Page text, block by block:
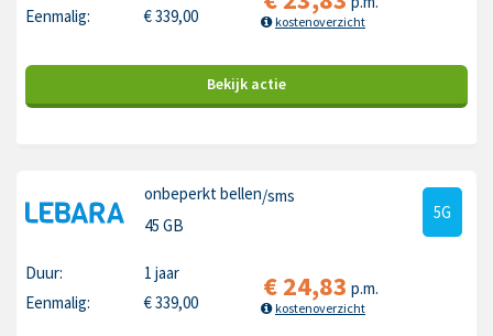
Eenmalig:
€339,00 kostenoverzicht
Bekijk actie
onbeperkt bellen/sms
45 GB
5G
Duur:
1 jaar
Eenmalig:
€339,00 €24,83 p.m.
kostenoverzicht